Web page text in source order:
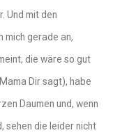
Und mit den
mich gerade an,
die wäre so gut
Dir sagt), habe
Daumen und, wenn
sehen die leider nicht